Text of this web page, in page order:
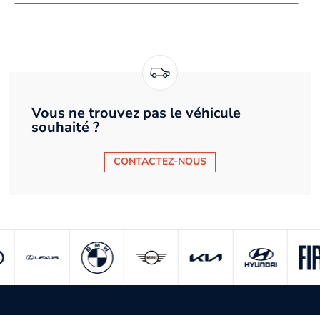
Vous ne trouvez pas le véhicule
souhaité ?
CONTACTEZ-NOUS